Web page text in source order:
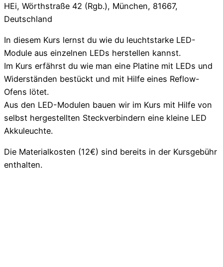
HEi, Wörthstraße 42 (Rgb.), München, 81667,
Deutschland
In diesem Kurs lernst du wie du leuchtstarke LED-
Module aus einzelnen LEDs herstellen kannst.
Im Kurs erfährst du wie man eine Platine mit LEDs und
Widerständen bestückt und mit Hilfe eines Reflow-
Ofens lötet.
Aus den LED-Modulen bauen wir im Kurs mit Hilfe von
selbst hergestellten Steckverbindern eine kleine LED
Akkuleuchte.
Die Materialkosten (12€) sind bereits in der Kursgebühr
enthalten.